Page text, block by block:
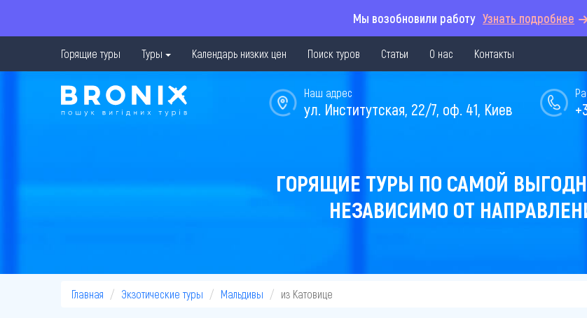
Мы возобновили работу Узнать подробнее
Горящие туры Туры Календарь низких цен Поиск туров Статьи О нас Контакты
Наш адрес
ул. Институтская, 22/7, оф. 41, Киев
ГОРЯЩИЕ ТУРЫ ПО САМОЙ
НЕЗАВИСИМО ОТ
Главная Экзотические туры Мальдивы из Катовице